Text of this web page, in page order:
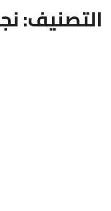
التصنيف: